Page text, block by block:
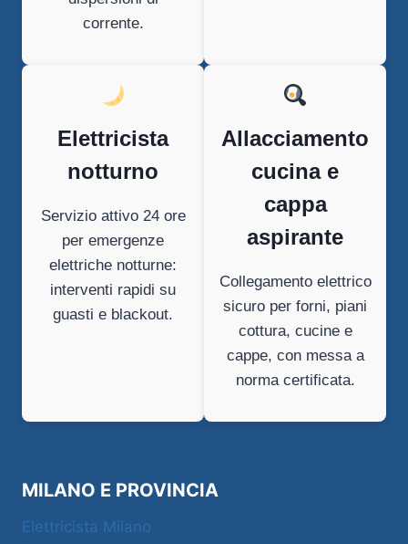
corrente.
Elettricista
notturno
Servizio attivo 24 ore
per emergenze
elettriche notturne:
interventi rapidi su
guasti e blackout.
Allacciamento
cucina e
cappa
aspirante
Collegamento elettrico
sicuro per forni, piani
cottura, cucine e
cappe, con messa a
norma certificata.
MILANO E PROVINCIA
Elettricista Milano